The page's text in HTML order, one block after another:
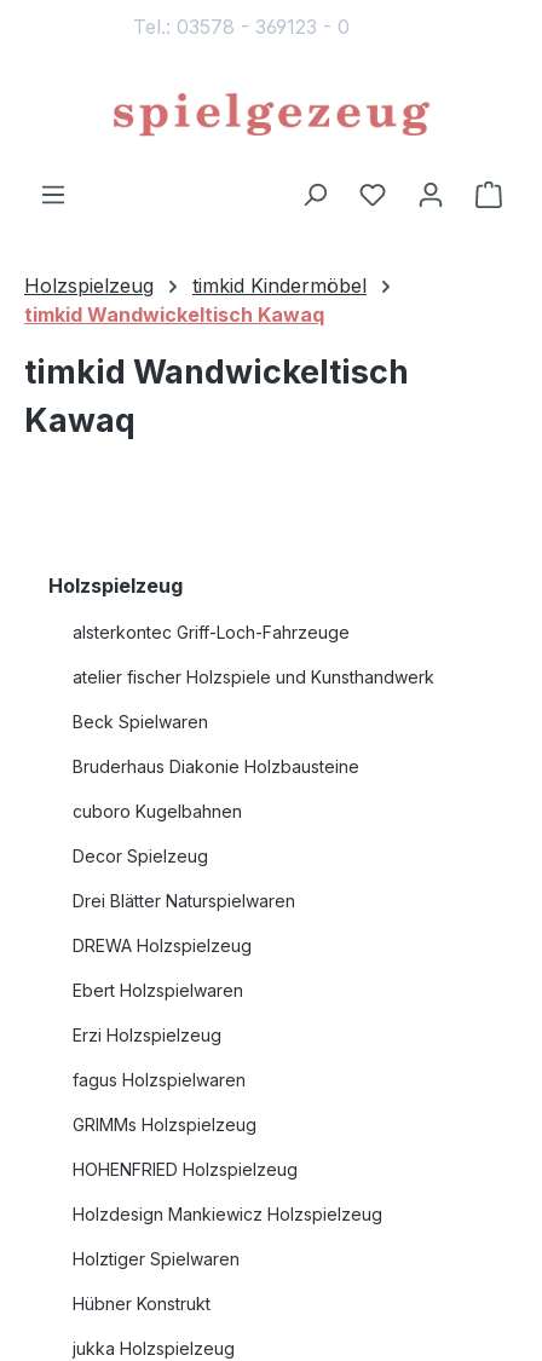
Tel.: 03578 - 369123 - 0
Du hast 0
Holzspielzeug
timkid Kindermöbel
timkid Wandwickeltisch Kawaq
timkid Wandwickeltisch
Kawaq
Holzspielzeug
alsterkontec Griff-Loch-Fahrzeuge
atelier fischer Holzspiele und Kunsthandwerk
Beck Spielwaren
Bruderhaus Diakonie Holzbausteine
cuboro Kugelbahnen
Decor Spielzeug
Drei Blätter Naturspielwaren
DREWA Holzspielzeug
Ebert Holzspielwaren
Erzi Holzspielzeug
fagus Holzspielwaren
GRIMMs Holzspielzeug
HOHENFRIED Holzspielzeug
Holzdesign Mankiewicz Holzspielzeug
Holztiger Spielwaren
Hübner Konstrukt
jukka Holzspielzeug